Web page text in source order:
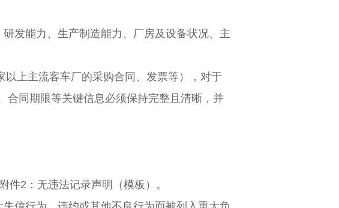
发能力、生产制造能力、厂房及设备状况、主
上主流客车厂的采购合同、发票等），对于
合同期限等关键信息必须保持完整且清晰，并
2：无违法记录声明（模板）。